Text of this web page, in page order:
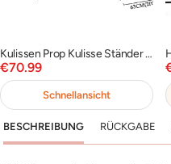
Kulissen Prop Kulisse Ständer für Fotografie Photo Video Studio PROP-RF0005
Angebotspreis
€70.99
Schnellansicht
BESCHREIBUNG RÜCKGABE